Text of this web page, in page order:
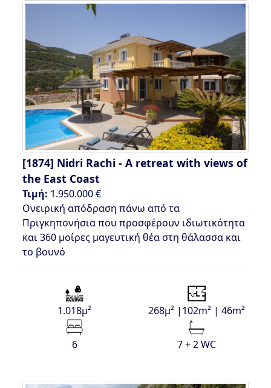
[1874] Nidri Rachi - A retreat with views of
the East Coast
Τιμή: 1.950.000 €
Ονειρική απόδραση πάνω από τα
Πριγκηπονήσια που προσφέρουν ιδιωτικότητα
και 360 μοίρες μαγευτική θέα στη θάλασσα και
το βουνό
1.018μ² 268μ² |102m² | 46m²
6 7 + 2 WC